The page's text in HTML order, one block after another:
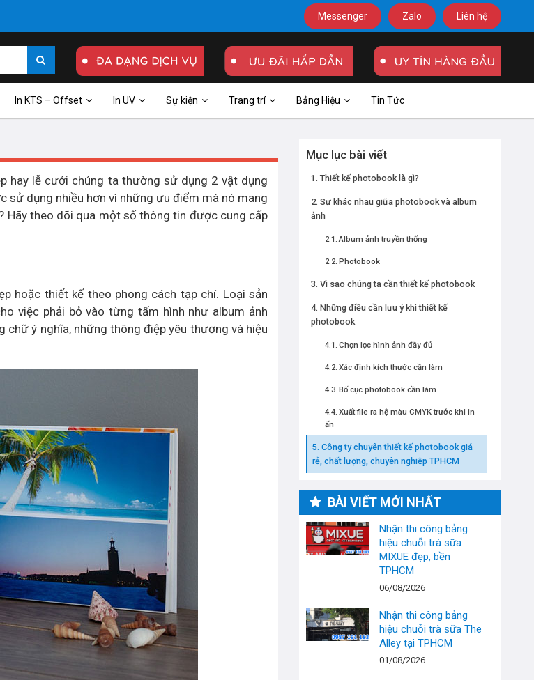
Messenger Zalo Liên hệ
In KTS – Offset In UV Sự kiện Trang trí Bảng Hiệu Tin Tức
hay lễ cưới chúng ta thường sử dụng 2 vật dụng
sử dụng nhiều hơn vì những ưu điểm mà nó mang
Hãy theo dõi qua một số thông tin được cung cấp
hoặc thiết kế theo phong cách tạp chí. Loại sản
việc phải bỏ vào từng tấm hình như album ảnh
ý nghĩa, những thông điệp yêu thương và hiệu
Mục lục bài viết
Thiết kế photobook là gì?
Sự khác nhau giữa photobook và album
ảnh
Album ảnh truyền thống
Photobook
Vì sao chúng ta cần thiết kế photobook
Những điều cần lưu ý khi thiết kế
photobook
Chọn lọc hình ảnh đầy đủ
Xác định kích thước cần làm
Bố cục photobook cần làm
Xuất file ra hệ màu CMYK trước khi in
ấn
Công ty chuyên thiết kế photobook giá
rẻ, chất lượng, chuyên nghiệp TPHCM
BÀI VIẾT MỚI NHẤT
Nhận thi công bảng
hiệu chuỗi trà sữa
MIXUE đẹp, bền
TPHCM
06/08/2026
Nhận thi công bảng
hiệu chuỗi trà sữa The
Alley tại TPHCM
01/08/2026